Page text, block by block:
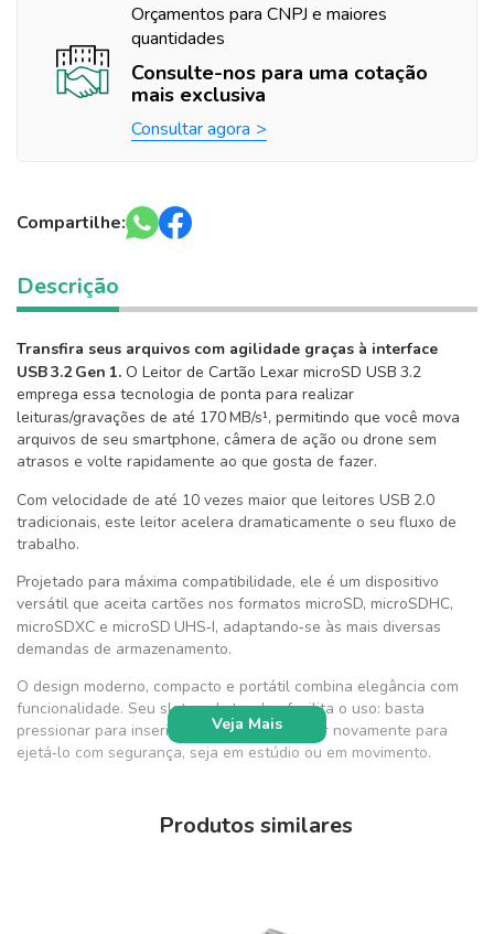
Orçamentos para CNPJ e maiores
quantidades
Consulte-nos para uma cotação
mais exclusiva
Consultar agora
Compartilhe:
Descrição
Transfira seus arquivos com agilidade graças à interface
USB3.2 Gen 1. O Leitor de Cartão Lexar microSD USB 3.2
emprega essa tecnologia de ponta para realizar
leituras/gravações de até 170MB/s¹, permitindo que você mova
arquivos de seu smartphone, câmera de ação ou drone sem
atrasos e volte rapidamente ao que gosta de fazer.
Com velocidade de até 10 vezes maior que leitores USB 2.0
tradicionais, este leitor acelera dramaticamente o seu fluxo de
trabalho.
Projetado para máxima compatibilidade, ele é um dispositivo
versátil que aceita cartões nos formatos microSD, microSDHC,
microSDXC e microSD UHS‑I, adaptando‑se às mais diversas
demandas de armazenamento.
O design moderno, compacto e portátil combina elegância com
funcionalidade. Seu slot push-to-play facilita o uso: basta
pressionar para inserir o cartão e pressionar novamente para
ejetá‑lo com segurança, seja em estúdio ou em movimento.
Veja Mais
Produtos similares